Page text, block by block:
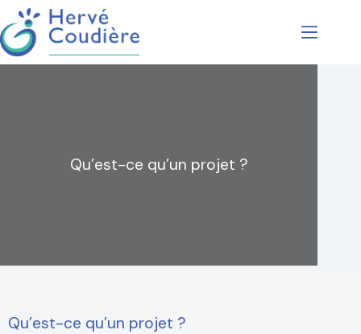
Qu’est-ce qu’un projet ?
Qu’est-ce qu’un projet ?